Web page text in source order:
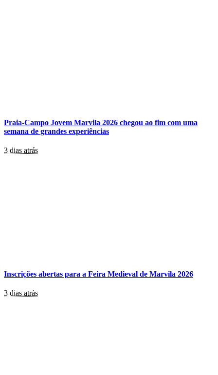
Praia-Campo Jovem Marvila 2026 chegou ao fim com uma
semana de grandes experiências
3 dias atrás
Inscrições abertas para a Feira Medieval de Marvila 2026
3 dias atrás